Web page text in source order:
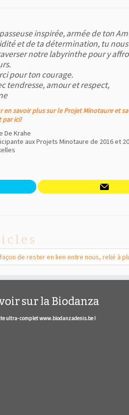
inspirée, armée de ton
et de ta détermination, tu nous
notre labyrinthe pour y
pour ton courage.
tendresse, amour et respect,
en savoir plus sur le Projet Minotaure et
par ici!
De Krahe
aux Projets Minotaure de 2016 et
de rester en lien entre nous, relié à
sur la Biodanza
ultra- complet www.biodanzadenis.be !